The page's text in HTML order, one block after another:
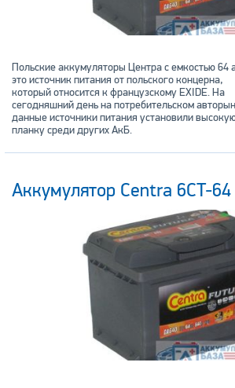
Польские аккумуляторы Центра с емкостью 64
это источник питания от польского концерна,
который относится к французскому EXIDE. На
сегодняшний день на потребительском
данные источники питания установили
планку среди других АкБ.
Аккумулятор Centra 6CT-64